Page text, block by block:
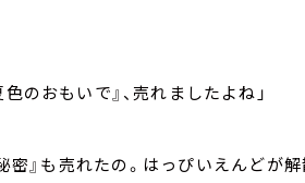
のおもいで』、売れましたよね」
密』も売れたの。はっぴいえんどが